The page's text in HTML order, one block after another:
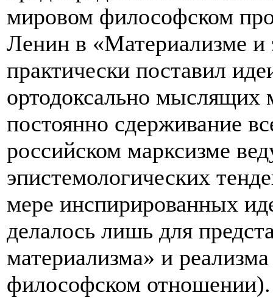
мировом философском
Ленин в «Материализме
практически поставил
ортодоксально мыслящих
постоянно сдерживание
российском марксизме
эпистемологических
мере инспирированных
делалось лишь для
материализма» и
философском отношении).